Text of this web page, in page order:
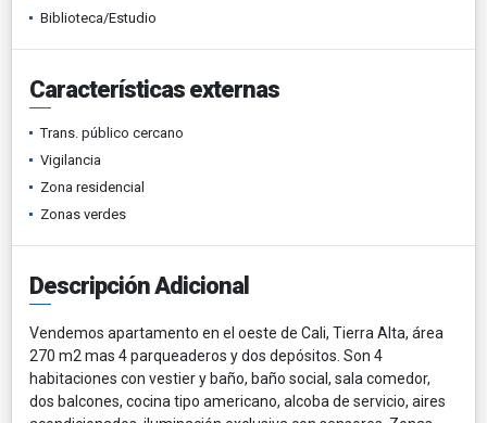
Biblioteca/Estudio
Características externas
Trans. público cercano
Vigilancia
Zona residencial
Zonas verdes
Descripción Adicional
Vendemos apartamento en el oeste de Cali, Tierra Alta, área
270 m2 mas 4 parqueaderos y dos depósitos. Son 4
habitaciones con vestier y baño, baño social, sala comedor,
dos balcones, cocina tipo americano, alcoba de servicio, aires